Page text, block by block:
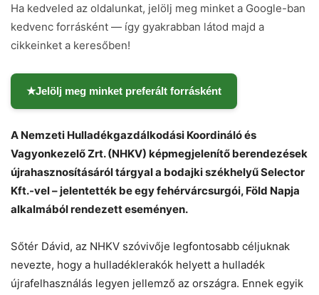
Ha kedveled az oldalunkat, jelölj meg minket a Google-ban
kedvenc forrásként — így gyakrabban látod majd a
cikkeinket a keresőben!
★Jelölj meg minket preferált forrásként
A Nemzeti Hulladékgazdálkodási Koordináló és
Vagyonkezelő Zrt. (NHKV) képmegjelenítő berendezések
újrahasznosításáról tárgyal a bodajki székhelyű Selector
Kft.-vel – jelentették be egy fehérvárcsurgói, Föld Napja
alkalmából rendezett eseményen.
Sőtér Dávid, az NHKV szóvivője legfontosabb céljuknak
nevezte, hogy a hulladéklerakók helyett a hulladék
újrafelhasználás legyen jellemző az országra. Ennek egyik
Chat Mr wAIste Close